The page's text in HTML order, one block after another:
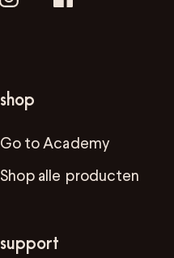
shop
Go to Academy
Shop alle producten
support